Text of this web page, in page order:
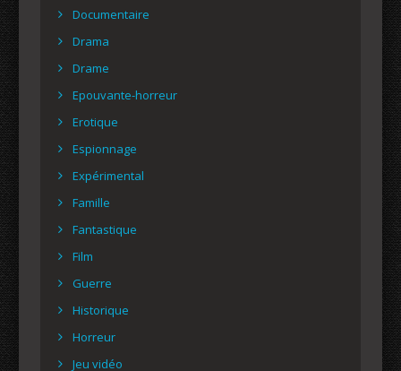
Documentaire
Drama
Drame
Epouvante-horreur
Erotique
Espionnage
Expérimental
Famille
Fantastique
Film
Guerre
Historique
Horreur
Jeu vidéo